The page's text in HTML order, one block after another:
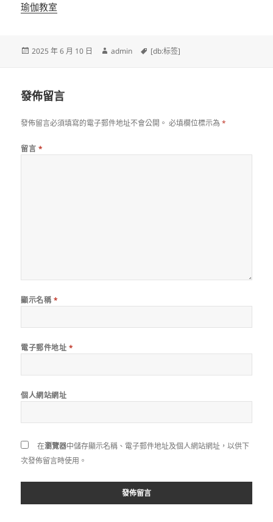
瑜伽教室
發
2025 年 6 月 10 日
作
admin
標
[db:标签]
發佈留言
發佈留言必須填寫的電子郵件地址不會公開。 必填欄位標示為*
留言 *
顯示名稱 *
電子郵件地址 *
個人網站網址
在瀏覽器中儲存顯示名稱、電子郵件地址及個人網站網址，以供下
次發佈留言時使用。